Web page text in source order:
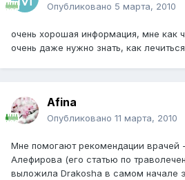
Опубликовано 5 марта, 2010
очень хорошая информация, мне как
очень даже нужно знать, как
Afina
Опубликовано 11 марта, 2010
Мне помогают рекомендации врачей
Алефирова (его статью по
выложила Drakosha в самом начале